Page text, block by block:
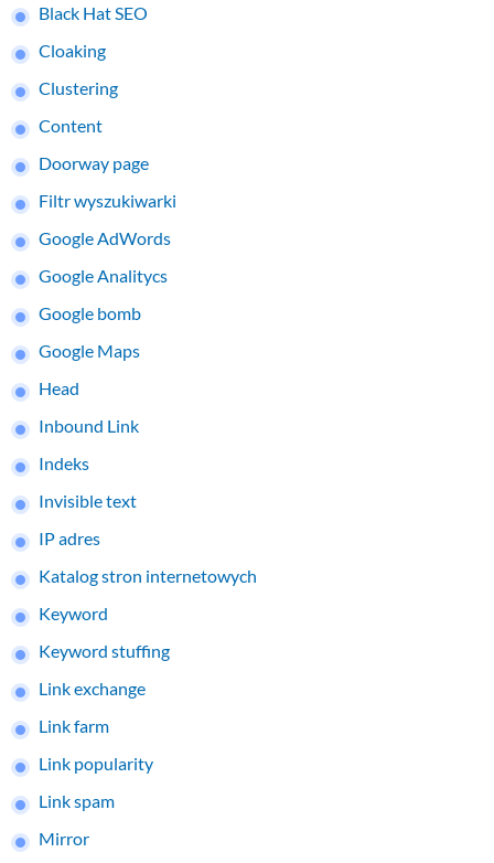
Black Hat SEO
Cloaking
Clustering
Content
Doorway page
Filtr wyszukiwarki
Google AdWords
Google Analitycs
Google bomb
Google Maps
Head
Inbound Link
Indeks
Invisible text
IP adres
Katalog stron internetowych
Keyword
Keyword stuffing
Link exchange
Link farm
Link popularity
Link spam
Mirror